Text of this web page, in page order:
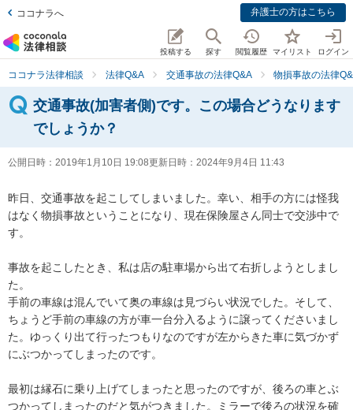
ココナラへ 弁護士の方はこちら
投稿する 探す 閲覧履歴 マイリスト ログイン
ココナラ法律相談 法律Q&A 交通事故の法律Q&A 物損事故の法律
交通事故(加害者側)です。この場合どうなります
でしょうか？
公開日時： 2019年1月10日 19:08更新日時： 2024年9月4日 11:43
昨日、交通事故を起こしてしまいました。幸い、相手の方には怪我
はなく物損事故ということになり、現在保険屋さん同士で交渉中で
す。
事故を起こしたとき、私は店の駐車場から出て右折しようとしまし
た。
手前の車線は混んでいて奥の車線は見づらい状況でした。そして、
ちょうど手前の車線の方が車一台分入るように譲ってくださいまし
た。ゆっくり出て行ったつもりなのですが左からきた車に気づかず
にぶつかってしまったのです。
最初は縁石に乗り上げてしまったと思ったのですが、後ろの車とぶ
つかってしまったのだと気がつきました。ミラーで後ろの状況を確